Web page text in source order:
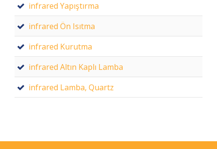
infrared Yapıştırma
infrared Ön Isıtma
infrared Kurutma
infrared Altın Kaplı Lamba
infrared Lamba, Quartz